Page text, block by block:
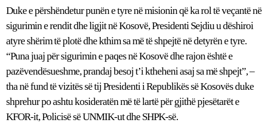
Duke e përshëndetur punën e tyre në misionin që ka rol të veçantë në
sigurimin e rendit dhe ligjit në Kosovë, Presidenti Sejdiu u dëshiroi
atyre shërim të plotë dhe kthim sa më të shpejtë në detyrën e tyre.
“Puna juaj për sigurimin e paqes në Kosovë dhe rajon është e
pazëvendësueshme, prandaj besoj t’i ktheheni asaj sa më shpejt”, –
tha në fund të vizitës së tij Presidenti i Republikës së Kosovës duke
shprehur po ashtu kosideratën më të lartë për gjithë pjesëtarët e
KFOR-it, Policisë së UNMIK-ut dhe SHPK-së.